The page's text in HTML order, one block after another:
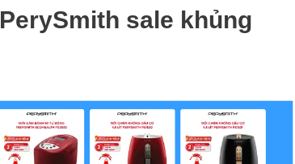
sale khủng